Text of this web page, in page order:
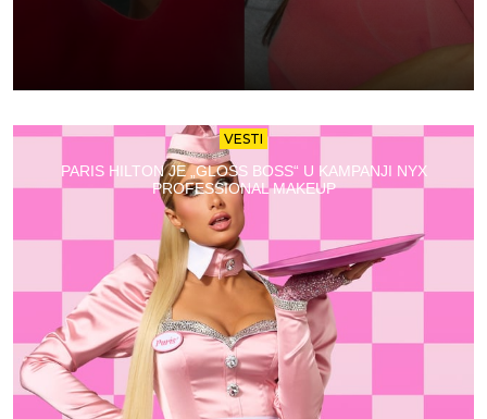
VESTI
PARIS HILTON JE „GLOSS BOSS“ U KAMPANJI NYX
PROFESSIONAL MAKEUP